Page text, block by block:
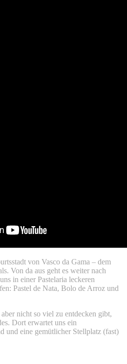
von Vasco da Gama – dem
Von da aus geht es weiter nach
in einer Pastelaria leckeren
Pastel de Nata, Bolo de Arroz und
nicht so viel zu entdecken gibt,
Dort erwartet uns ein
und eine gemütlicher Stellplatz (fast)